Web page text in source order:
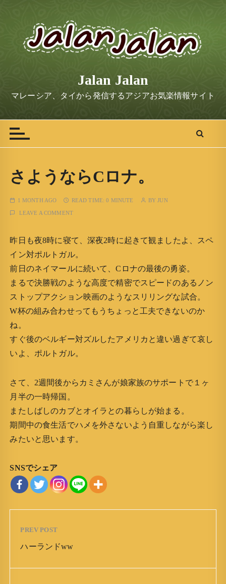
t
Jalan Jalan
マレーシア、タイから発信するアジアお気楽情報サイト
さようならCロナ。
1 MONTH AGO READ TIME:0 MINUTE BYJUN
LEAVE A COMMENT
昨日も夜8時に寝て、深夜2時に起きて観ましたよ、スペ
イン対ポルトガル。
前日のネイマールに続いて、Cロナの最後の勇姿。
まるで決勝戦のような高度で精密でスピードのあるノン
ストップアクション映画のようなスリリングな試合。
W杯の組み合わせってもうちょっと工夫できないのか
ね。
すぐ後のベルギー対ズルしたアメリカと違い過ぎて哀し
いよ、ポルトガル。
さて、2週間後からカミさんが娘家族のサポートで１ヶ
月半の一時帰国。
またしばしのカブとオイラとの暮らしが始まる。
期間中の食生活でハメを外さないよう自重しながら楽し
みたいと思います。
SNSでシェア
PREV POST
ハーランドww